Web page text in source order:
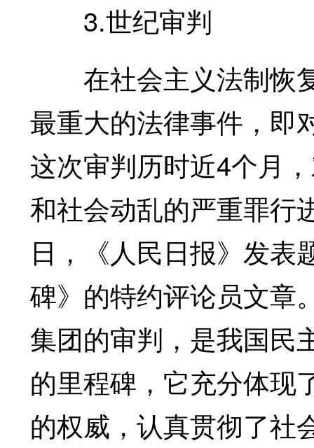
3.世纪审判
在社会主义法制恢
最重大的法律事件，即
这次审判历时近4个月
和社会动乱的严重罪行
日，《人民日报》发表
碑》的特约评论员文章
集团的审判，是我国民
的里程碑，它充分体现
的权威，认真贯彻了社